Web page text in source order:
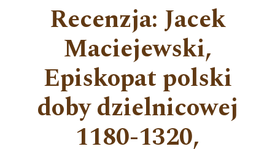
Recenzja: Jacek
Maciejewski,
Episkopat polski
doby dzielnicowej
1180-1320,